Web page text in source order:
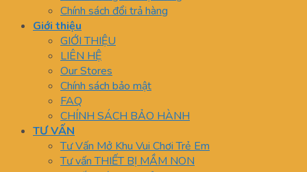
Chính sách đổi trả hàng
Giới thiệu
GIỚI THIỆU
LIÊN HỆ
Our Stores
Chính sách bảo mật
FAQ
CHÍNH SÁCH BẢO HÀNH
TƯ VẤN
Tư Vấn Mở Khu Vui Chơi Trẻ Em
Tư vấn THIẾT BỊ MẦM NON